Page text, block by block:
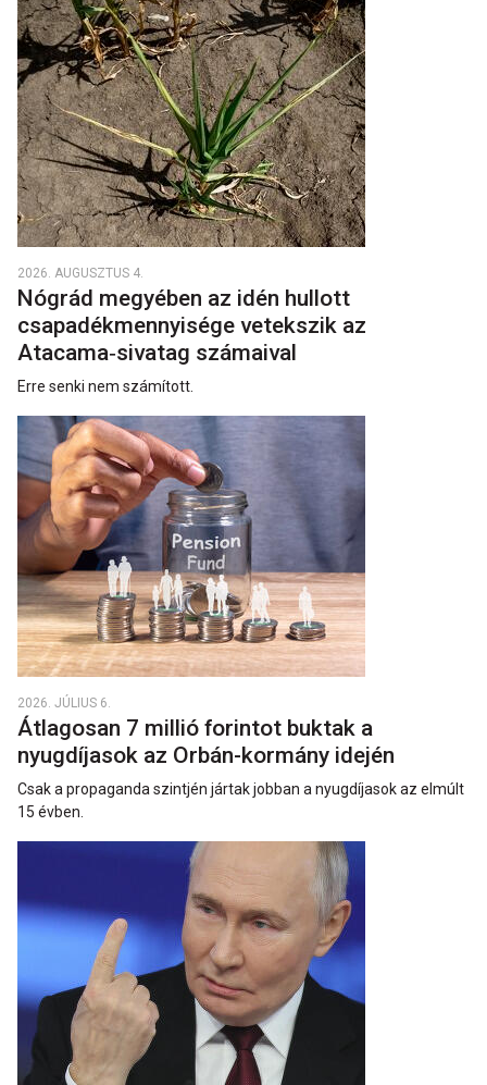
2026. AUGUSZTUS 4.
Nógrád megyében az idén hullott
csapadékmennyisége vetekszik az
Atacama‑sivatag számaival
Erre senki nem számított.
2026. JÚLIUS 6.
Átlagosan 7 millió forintot buktak a
nyugdíjasok az Orbán-kormány idején
Csak a propaganda szintjén jártak jobban a nyugdíjasok az elmúlt
15 évben.